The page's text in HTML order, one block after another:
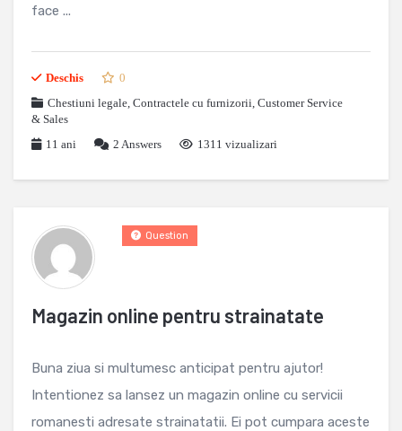
face ...
Deschis
0
Chestiuni legale, Contractele cu furnizorii, Customer Service
& Sales
11 ani
2 Answers 1311 vizualizari
Magazin online pentru strainatate
Question
Buna ziua si multumesc anticipat pentru ajutor!
Intentionez sa lansez un magazin online cu servicii
romanesti adresate strainatatii. Ei pot cumpara aceste